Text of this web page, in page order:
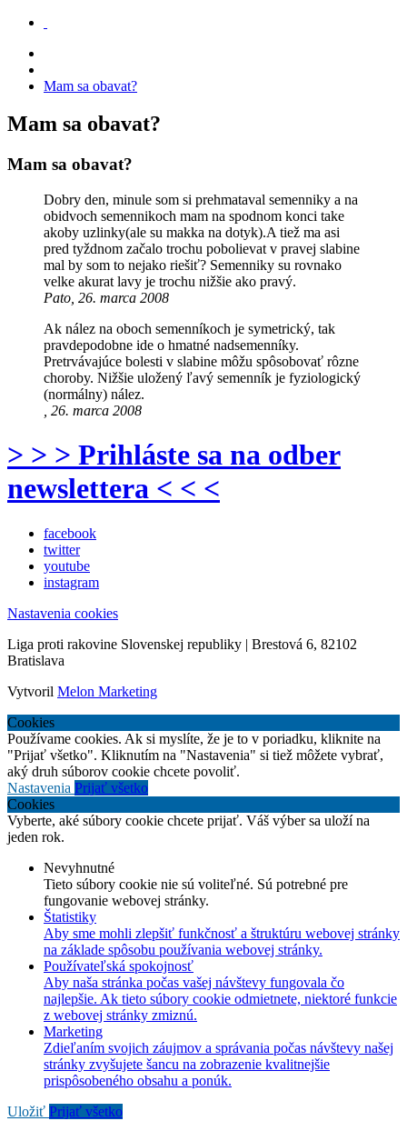
Mam sa obavat?
Mam sa obavat?
Mam sa obavat?
Dobry den, minule som si prehmataval semenniky a na
obidvoch semennikoch mam na spodnom konci take
akoby uzlinky(ale su makka na dotyk).A tiež ma asi
pred tyždnom začalo trochu pobolievat v pravej slabine
mal by som to nejako riešiť? Semenniky su rovnako
velke akurat lavy je trochu nižšie ako pravý.
Pato, 26. marca 2008
Ak nález na oboch semenníkoch je symetrický, tak
pravdepodobne ide o hmatné nadsemenníky.
Pretrvávajúce bolesti v slabine môžu spôsobovať rôzne
choroby. Nižšie uložený ľavý semenník je fyziologický
(normálny) nález.
, 26. marca 2008
> > > Prihláste sa na odber
newslettera < < <
facebook
twitter
youtube
instagram
Nastavenia cookies
Liga proti rakovine Slovenskej republiky | Brestová 6, 82102
Bratislava
Vytvoril Melon Marketing
Cookies
Používame cookies. Ak si myslíte, že je to v poriadku, kliknite na
"Prijať všetko". Kliknutím na "Nastavenia" si tiež môžete vybrať,
aký druh súborov cookie chcete povoliť.
Nastavenia Prijať všetko
Cookies
Vyberte, aké súbory cookie chcete prijať. Váš výber sa uloží na
jeden rok.
Nevyhnutné
Tieto súbory cookie nie sú voliteľné. Sú potrebné pre
fungovanie webovej stránky.
Štatistiky
Aby sme mohli zlepšiť funkčnosť a štruktúru webovej stránky
na základe spôsobu používania webovej stránky.
Používateľská spokojnosť
Aby naša stránka počas vašej návštevy fungovala čo
najlepšie. Ak tieto súbory cookie odmietnete, niektoré funkcie
z webovej stránky zmiznú.
Marketing
Zdieľaním svojich záujmov a správania počas návštevy našej
stránky zvyšujete šancu na zobrazenie kvalitnejšie
prispôsobeného obsahu a ponúk.
Uložiť Prijať všetko